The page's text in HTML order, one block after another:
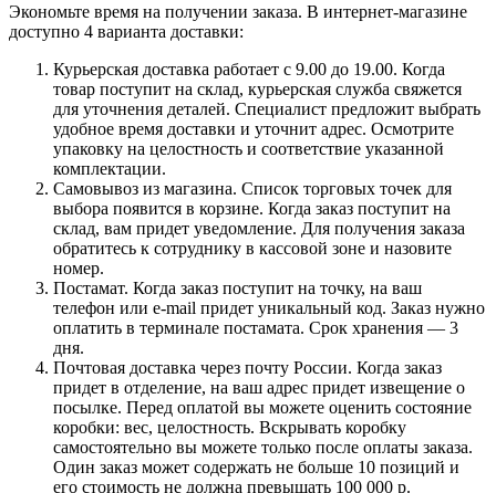
Экономьте время на получении заказа. В интернет-магазине
доступно 4 варианта доставки:
Курьерская доставка работает с 9.00 до 19.00. Когда
товар поступит на склад, курьерская служба свяжется
для уточнения деталей. Специалист предложит выбрать
удобное время доставки и уточнит адрес. Осмотрите
упаковку на целостность и соответствие указанной
комплектации.
Самовывоз из магазина. Список торговых точек для
выбора появится в корзине. Когда заказ поступит на
склад, вам придет уведомление. Для получения заказа
обратитесь к сотруднику в кассовой зоне и назовите
номер.
Постамат. Когда заказ поступит на точку, на ваш
телефон или e-mail придет уникальный код. Заказ нужно
оплатить в терминале постамата. Срок хранения — 3
дня.
Почтовая доставка через почту России. Когда заказ
придет в отделение, на ваш адрес придет извещение о
посылке. Перед оплатой вы можете оценить состояние
коробки: вес, целостность. Вскрывать коробку
самостоятельно вы можете только после оплаты заказа.
Один заказ может содержать не больше 10 позиций и
его стоимость не должна превышать 100 000 р.